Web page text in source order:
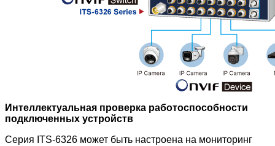
Интеллектуальная проверка работоспособности
подключенных устройств
Серия ITS-6326 может быть настроена на мониторинг